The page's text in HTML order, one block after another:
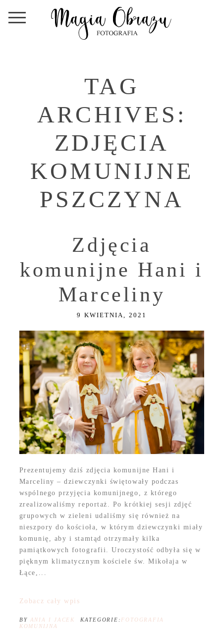
TAG
ARCHIVES:
ZDJĘCIA
KOMUNIJNE
PSZCZYNA
Zdjęcia
komunijne Hani i
Marceliny
9 KWIETNIA, 2021
Prezentujemy dziś zdjęcia komunijne Hani i
Marceliny – dziewczynki świętowały podczas
wspólnego przyjęcia komunijnego, z którego
zrealizowaliśmy reportaż. Po krótkiej sesji zdjęć
grupowych w zieleni udaliśmy się również na
nieszpory do kościoła, w którym dziewczynki miały
komunię, aby i stamtąd otrzymały kilka
pamiątkowych fotografii. Uroczystość odbyła się w
pięknym klimatycznym kościele św. Mikołaja w
Łące,...
Zobacz cały wpis
BY ANIA I JACEK KATEGORIE: FOTOGRAFIA
KOMUNIJNA